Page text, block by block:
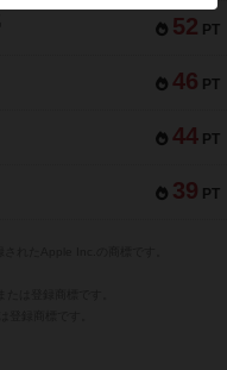
52 PT
46 PT
44 PT
39 PT